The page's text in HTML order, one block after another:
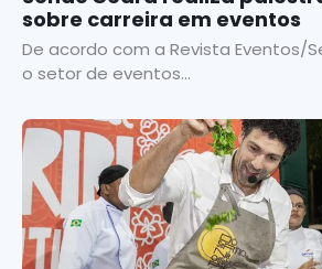
sobre carreira em eventos
De acordo com a Revista Eventos/
o setor de eventos...